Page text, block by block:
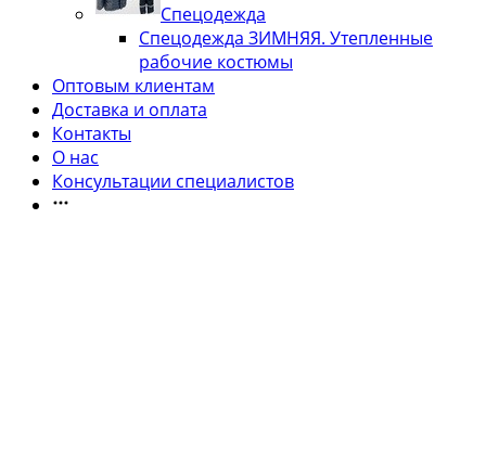
Спецодежда
Спецодежда ЗИМНЯЯ. Утепленные
рабочие костюмы
Оптовым клиентам
Доставка и оплата
Контакты
О нас
Консультации специалистов